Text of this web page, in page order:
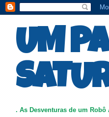
UM
. As Desventuras de um